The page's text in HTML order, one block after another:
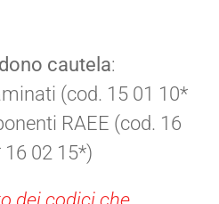
cautela:
(cod. 15 01 10*
RAEE (cod. 16
02 15*)